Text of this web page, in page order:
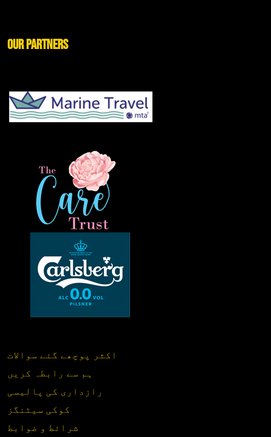
اکثر پوچھے گئے سوالات
ہم سے رابطہ کریں
رازداری کی پالیسی
کوکی سیٹنگز
شرائط و ضوابط
Our Partners